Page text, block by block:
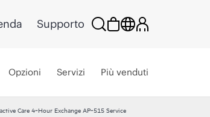
Supporto
Opzioni Servizi Più venduti
Care 4‑Hour Exchange AP‑515 Service